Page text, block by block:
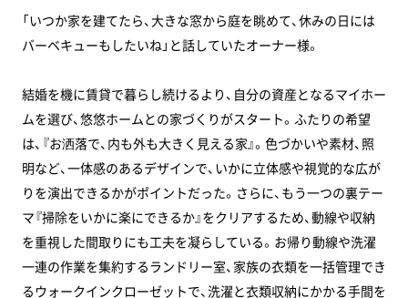
「いつか家を建てたら、大きな窓から庭を眺めて、休みの日には
バーベキューもしたいね」と話していたオーナー様。
結婚を機に賃貸で暮らし続けるより、自分の資産となるマイホー
ムを選び、悠悠ホームとの家づくりがスタート。ふたりの希望
は、『お洒落で、内も外も大きく見える家』。色づかいや素材、照
明など、一体感のあるデザインで、いかに立体感や視覚的な広が
りを演出できるかがポイントだった。さらに、もう一つの裏テー
マ『掃除をいかに楽にできるか』をクリアするため、動線や収納
を重視した間取りにも工夫を凝らしている。お帰り動線や洗濯
一連の作業を集約するランドリー室、家族の衣類を一括管理でき
るウォークインクローゼットで、洗濯と衣類収納にかかる手間を